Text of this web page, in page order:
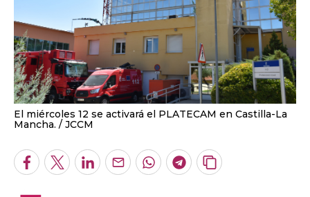
El miércoles 12 se activará el PLATECAM en Castilla-La
Mancha.
JCCM
Facebook
TwitterLinkedInEnviarWhatsapp
Telegram
Copiar